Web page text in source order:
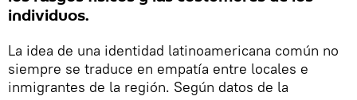
individuos.
La idea de una identidad latinoamericana común no
siempre se traduce en empatía entre locales e
inmigrantes de la región. Según datos de la